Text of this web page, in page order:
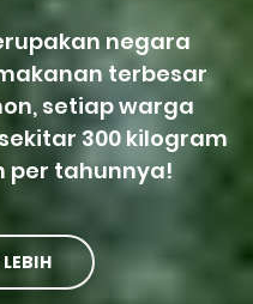
negara
terbesar
setiap warga
300 kilogram
per tahunnya!